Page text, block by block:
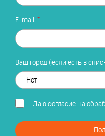
E-mail:
Ваш город (если есть в
Даю согласие на